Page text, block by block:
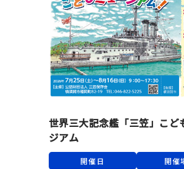
世界三大記念艦「三笠」こど
ジアム
開催日 開催